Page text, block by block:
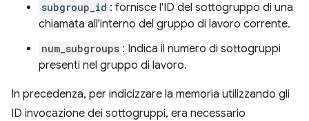
subgroup_id : fornisce l'ID del sottogruppo di una
chiamata all'interno del gruppo di lavoro corrente.
num_subgroups : Indica il numero di sottogruppi
presenti nel gruppo di lavoro.
In precedenza, per indicizzare la memoria utilizzando gli
ID invocazione dei sottogruppi, era necessario